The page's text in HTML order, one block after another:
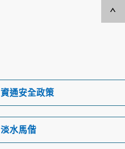
資通安全政策
淡水馬偕